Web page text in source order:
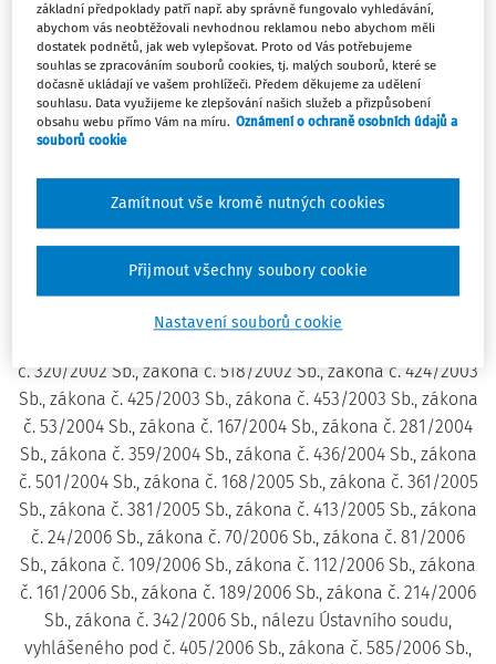
Zákon č. 582/1991 Sb., o organizaci a provádění sociálního
zabezpečení, ve znění zákona č. 590/1992 Sb., zákona č.
37/1993 Sb., zákona č. 160/1993 Sb., zákona č. 307/1993 Sb.,
zákona č. 241/1994 Sb., zákona č. 118/1995 Sb., zákona č.
160/1995 Sb., zákona č. 134/1997 Sb., zákona č. 306/1997
Sb., zákona č. 93/1998 Sb., zákona č. 225/1999 Sb., zákona
č. 356/1999 Sb., zákona č. 360/1999 Sb., zákona č. 18/2000
Sb., zákona č. 29/2000 Sb., zákona č. 132/2000 Sb., zákona
č. 133/2000 Sb., zákona č. 155/2000 Sb., zákona č. 159/2000
Sb., zákona č. 220/2000 Sb., zákona č. 238/2000 Sb.,
116/2001 Sb., zákona č. 353/2001 Sb., zákona č. 151/2002
č. 320/2002 Sb., zákona č. 518/2002 Sb., zákona č. 424/2003
Sb., zákona č. 425/2003 Sb., zákona č. 453/2003 Sb., zákona
č. 53/2004 Sb., zákona č. 167/2004 Sb., zákona č. 281/2004
Sb., zákona č. 359/2004 Sb., zákona č. 436/2004 Sb., zákona
č. 501/2004 Sb., zákona č. 168/2005 Sb., zákona č. 361/2005
Sb., zákona č. 381/2005 Sb., zákona č. 413/2005 Sb., zákona
č. 24/2006 Sb., zákona č. 70/2006 Sb., zákona č. 81/2006
Sb., zákona č. 109/2006 Sb., zákona č. 112/2006 Sb., zákona
č. 161/2006 Sb., zákona č. 189/2006 Sb., zákona č. 214/2006
Sb., zákona č. 342/2006 Sb., nálezu Ústavního soudu,
vyhlášeného pod č. 405/2006 Sb., zákona č. 585/2006 Sb.,
základní předpoklady patří např. aby správně fungovalo vyhledávání,
abychom vás neobtěžovali nevhodnou reklamou nebo abychom měli
dostatek podnětů, jak web vylepšovat. Proto od Vás potřebujeme
souhlas se zpracováním souborů cookies, tj. malých souborů, které se
dočasně ukládají ve vašem prohlížeči. Předem děkujeme za udělení
souhlasu. Data využijeme ke zlepšování našich služeb a přizpůsobení
obsahu webu přímo Vám na míru. Oznámení o ochraně osobních údajů a
souborů cookie
Nastavení souborů cookie
Zamítnout vše kromě nutných cookies
Přijmout všechny soubory cookie